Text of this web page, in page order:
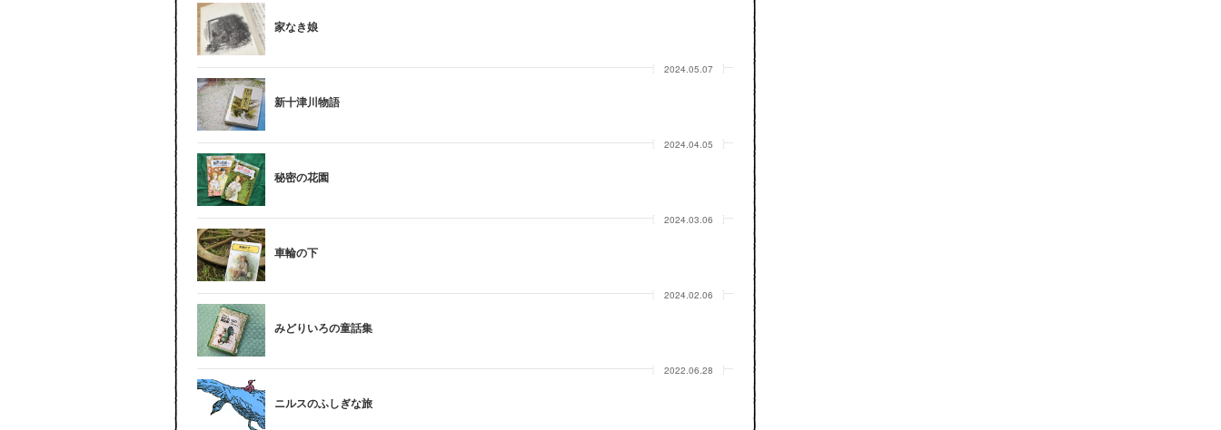
家なき娘
2024.05.07
新十津川物語
2024.04.05
秘密の花園
2024.03.06
車輪の下
2024.02.06
みどりいろの童話集
2022.06.28
ニルスのふしぎな旅